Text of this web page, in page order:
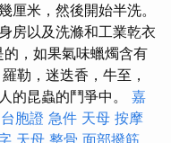
厘米，然後開始半洗。
房以及洗滌和工業乾衣
，如果氣味蠟燭含有
勒，迷迭香，牛至，
的昆蟲的鬥爭中。 嘉
台胞證 急件 天母 按摩
天母 整骨 面部撥筋